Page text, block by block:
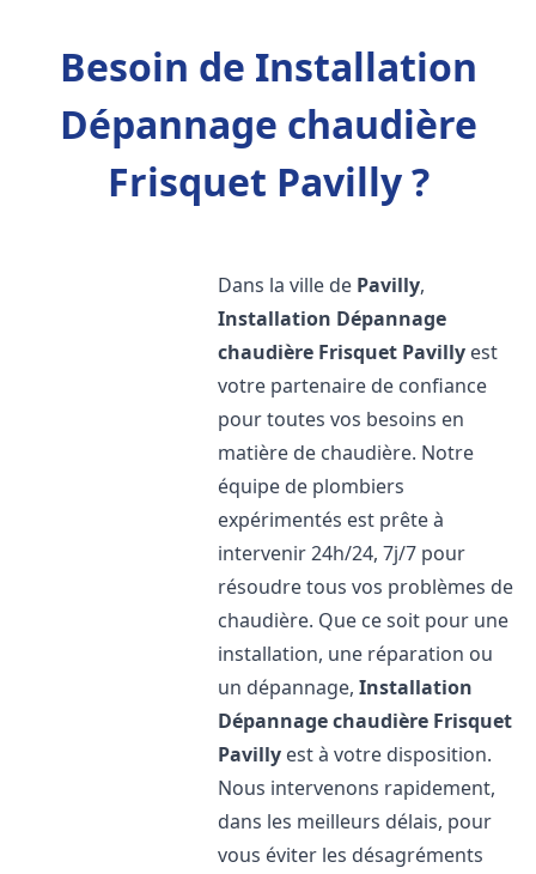
Besoin de Installation
Dépannage chaudière
Frisquet Pavilly ?
Dans la ville de Pavilly,
Installation Dépannage
chaudière Frisquet Pavilly est
votre partenaire de confiance
pour toutes vos besoins en
matière de chaudière. Notre
équipe de plombiers
expérimentés est prête à
intervenir 24h/24, 7j/7 pour
résoudre tous vos problèmes de
chaudière. Que ce soit pour une
installation, une réparation ou
un dépannage,Installation
Dépannage chaudière Frisquet
Pavilly est à votre disposition.
Nous intervenons rapidement,
dans les meilleurs délais, pour
vous éviter les désagréments